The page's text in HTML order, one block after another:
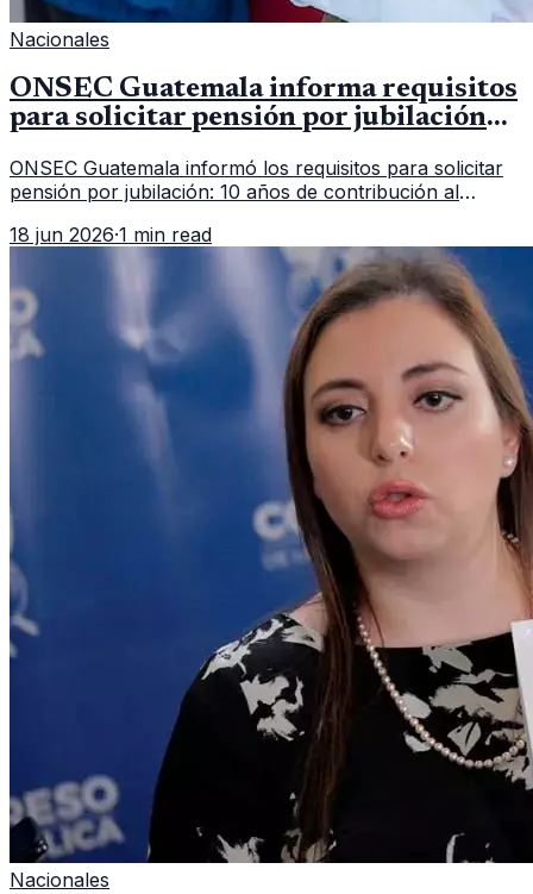
Nacionales
ONSEC Guatemala informa requisitos
para solicitar pensión por jubilación
ONSEC Guatemala informó los requisitos para solicitar
pensión por jubilación: 10 años de contribución al
importar edad.
18 jun 2026·1 min read
Nacionales